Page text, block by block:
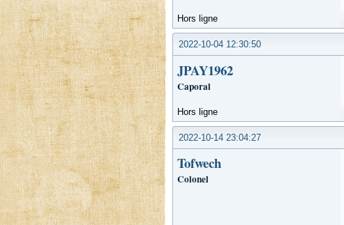
Hors ligne
2022-10-04 12:30:50
JPAY1962
Caporal
Hors ligne
2022-10-14 23:04:27
Tofwech
Colonel